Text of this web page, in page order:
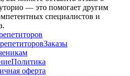
— это помогает другим
специалистов и
Заказы
Политика
оферта